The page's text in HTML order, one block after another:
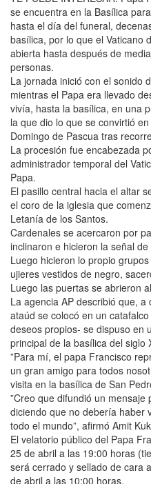
se encuentra en la Basílica
hasta el día del funeral,
basílica, por lo que el Vaticano
abierta hasta después de
personas.
La jornada inició con el sonido
mientras el Papa era llevado
vivía, hasta la basílica, en una
la que dio lo que se convirtió
Domingo de Pascua tras
La procesión fue encabezada
administrador temporal del
Papa.
El pasillo central hacia el altar
el coro de la iglesia que
Letanía de los Santos.
Cardenales se acercaron por
inclinaron e hicieron la señal de
Luego hicieron lo propio
ujieres vestidos de negro,
Luego las puertas se abrieron
La agencia AP describió que,
ataúd se colocó en un
deseos propios- se dispuso en
principal de la basílica del siglo
”Para mí, el papa Francisco
un gran amigo para todos
visita en la basílica de San
”Creo que difundió un
diciendo que no debería haber
todo el mundo”, afirmó Amit
El velatorio público del Papa
25 de abril a las 19:00 horas
será cerrado y sellado de cara
de abril a las 10:00 horas.